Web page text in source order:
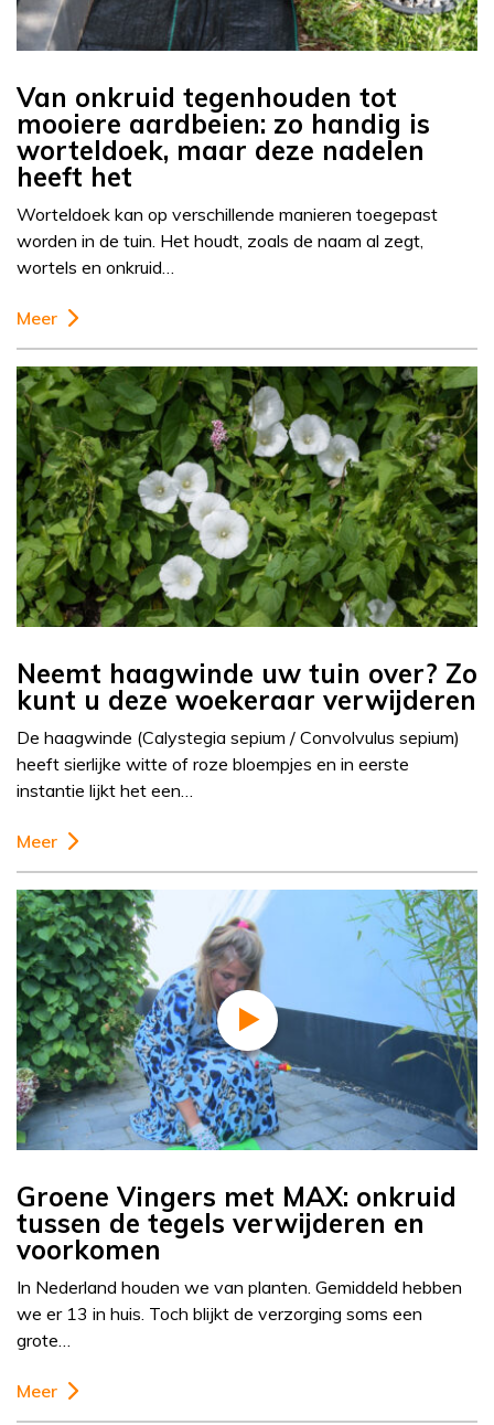
Van onkruid tegenhouden tot
mooiere aardbeien: zo handig is
worteldoek, maar deze nadelen
heeft het
Worteldoek kan op verschillende manieren toegepast
worden in de tuin. Het houdt, zoals de naam al zegt,
wortels en onkruid…
Meer
Neemt haagwinde uw tuin over? Zo
kunt u deze woekeraar verwijderen
De haagwinde (Calystegia sepium / Convolvulus sepium)
heeft sierlijke witte of roze bloempjes en in eerste
instantie lijkt het een…
Meer
Groene Vingers met MAX: onkruid
tussen de tegels verwijderen en
voorkomen
In Nederland houden we van planten. Gemiddeld hebben
we er 13 in huis. Toch blijkt de verzorging soms een
grote…
Meer